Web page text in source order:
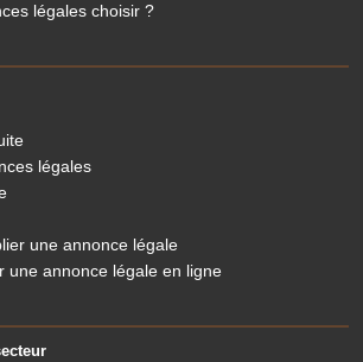
légales choisir ?
légales
une annonce légale
une annonce légale en ligne